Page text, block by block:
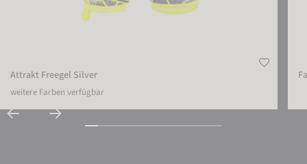
Attrakt Freegel Silver
weitere Farben verfügbar